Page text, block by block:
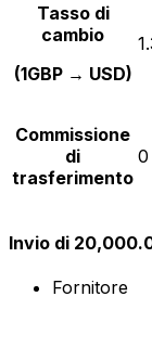
Tasso di
cambio
(1GBP → USD)
Commissione
di
trasferimento
0
Invio di
Fornitore